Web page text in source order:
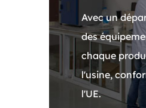
Avec un
des
chaque
l'usine,
l'UE.